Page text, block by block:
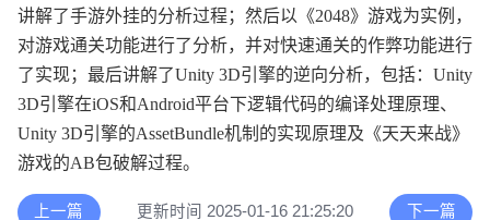
讲解了手游外挂的分析过程；然后以《2048》游戏为实例，
对游戏通关功能进行了分析，并对快速通关的作弊功能进行
了实现；最后讲解了Unity 3D引擎的逆向分析，包括：Unity
3D引擎在iOS和Android平台下逻辑代码的编译处理原理、
Unity 3D引擎的AssetBundle机制的实现原理及《天天来战》
游戏的AB包破解过程。
上一篇 更新时间 2025-01-16 21:25:20 下一篇